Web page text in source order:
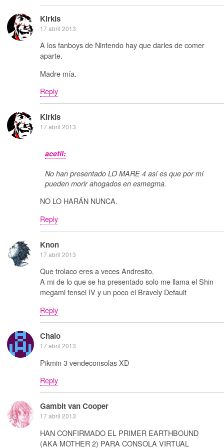
Kirkis
17 abril 2013
A los fanboys de Nintendo hay que darles de comer
aparte.
Madre mía.
Reply
Kirkis
17 abril 2013
acetil:
No han presentado LO MARE 4 así es que por mí
pueden morir ahogados en esmegma.
NO LO HARÁN NUNCA.
Reply
Knon
17 abril 2013
Que trolaco eres a veces Andresito.
A mi de lo que se ha presentado solo me llama el Shin
megami tensei IV y un poco el Bravely Default
Reply
Chalo
17 abril 2013
Pikmin 3 vendeconsolas XD
Reply
Gambit van Cooper
17 abril 2013
HAN CONFIRMADO EL PRIMER EARTHBOUND
(AKA MOTHER 2) PARA CONSOLA VIRTUAL